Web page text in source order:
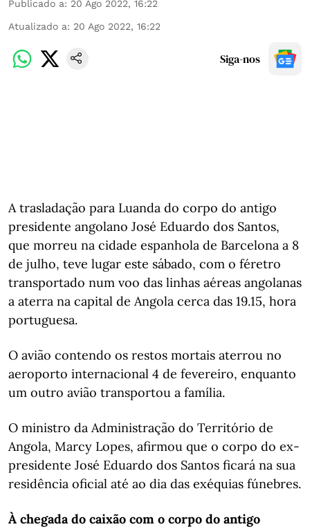
Publicado a: 20 Ago 2022, 16:22
Atualizado a: 20 Ago 2022, 16:22
Siga-nos
A trasladação para Luanda do corpo do antigo
presidente angolano José Eduardo dos Santos,
que morreu na cidade espanhola de Barcelona a 8
de julho, teve lugar este sábado, com o féretro
transportado num voo das linhas aéreas angolanas
a aterra na capital de Angola cerca das 19.15, hora
portuguesa.
O avião contendo os restos mortais aterrou no
aeroporto internacional 4 de fevereiro, enquanto
um outro avião transportou a família.
O ministro da Administração do Território de
Angola, Marcy Lopes, afirmou que o corpo do ex-
presidente José Eduardo dos Santos ficará na sua
residência oficial até ao dia das exéquias fúnebres.
À chegada do caixão com o corpo do antigo